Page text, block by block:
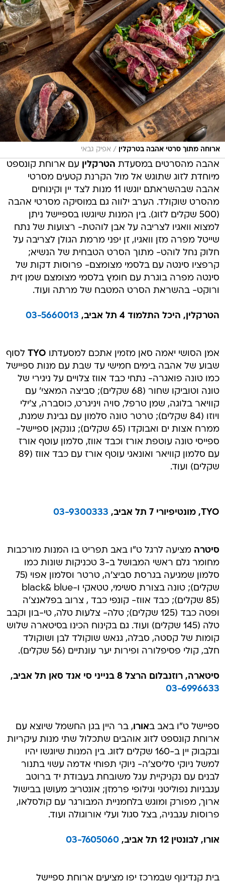
ארוחה מתוך סרטי אהבה בטרקלין / אפיק גבאי
אהבה מהסרטים במסעדת הטרקלין עם ארוחת קונספט
מיוחדת לזוג שתוגש אל מול הקרנת קטעים מסרטי
אהבה שבהשראתם יוגשו 11 מנות לצד יין וקינוחים
מהסרט שוקולד. הערב ילווה גם במוסיקה מסרטי אהבה
(500 שקלים לזוג). בין המנות שיוגשו בספיישל ניתן
למצוא וואגיו לצריבה על אבן לוהטת- רצועות של נתח
שייטל מפרה מזן וואגיו, זן יפני מרמת הגולן לצריבה על
חלוק נחל לוהט- מתוך הסרט הטבחית של הנשיא;
קרפציו סינטה עם בלסמי מצומצם- פרוסות דקות של
סינטה מפרה בוגרת עם חומץ בלסמי מצומצם שמן זית
ורוקט- בהשראת הסרט המטבח של מרתה ועוד.
הטרקלין, היכל התלמוד 4 תל אביב, 03-5660013
אמן הסושי יאמה סאן מזמין אתכם למסעדתו TYO לסוף
שבוע של אהבה בימים חמישי עד שבת עם מנות ספיישל
כמו טונה פואגרה- נתחי כבד אווז צלויים על ניגירי של
טונה וטוביקו שחור (68 שקלים); סביצה המאצי' עם
קוויאר בלוגה, שמן טרפל, סויה ויניגרט, כוסברה, צ'ילי
ויוזו (84 שקלים); טרטר טונה סלמון עם גבינת שמנת,
ממרח אצות ים ואבוקדו (65 שקלים); גונקאן ספיישל-
ספייסי טונה עוטפת אורז וכבד אווז, סלמון עוטף אורז
עם סלמון קוויאר ואונאגי עוטף אורז עם כבד אווז (89
שקלים) ועוד.
TYO, מונטיפיורי 7 תל אביב, 03-9300333
סיטרה מציעה לרגל ט"ו באב תפריט בו המנות מורכבות
מחומר גלם ראשי המבושל ב-3 טכניקות שונות כמו
סלמון שמגיעה בגרסת סביצ'ה, טרטר וסלמון אפוי (75
שקלים); טונה בצורת סשימי, טטאקי ו-black& blue
(85 שקלים); כבד אווז- קונפי כבד , צרוב בפלאנצ'ה
ופטה כבד (125 שקלים); טלה- צלעות טלה, טי-בון וקבב
טלה (145 שקלים) ועוד. גם בקינוח הכינו בסיטארה שלוש
קומות של קסטה, סבלה, גנאש שוקולד לבן ושוקולד
חלב, קולי פסיפלורה ופירות יער עונתיים (56 שקלים).
סיטארה, רוזנבלום הרצל 8 בנייני סי אנד סאן תל אביב,
03-6996633
ספיישל ט"ו באב באורו, בר היין בגן החשמל שיוצא עם
ארוחת קונספט לזוג אוהבים שתכלול שתי מנות עיקריות
ובקבוק יין ב-160 שקלים לזוג. בין המנות שיוגשו יהיו
למשל ניוקי סליסצ'ה- ניוקי תפוחי אדמה עשוי בתנור
לבנים עם נקניקיית עגל משובחת בעבודת יד ברוטב
עגבניות נפוליטני וגילופי פרמזן; אונטריב מעושן בבישול
ארוך, מפורק ומוגש בלחמניית המבורגר עם קולסלאו,
פרוסות עגבניה, בצל סגול ועלי אורוגולה ועוד.
אורו, לבונטין 12 תל אביב, 03-7605060
בית קנדינוף שבמרכז יפו מציעים ארוחת ספיישל